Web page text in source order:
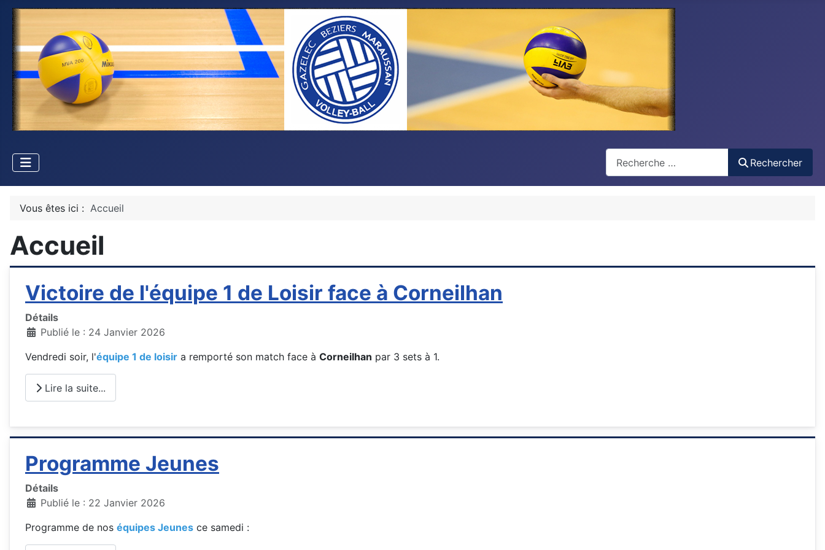
Rechercher
Vous êtes ici : Accueil
Accueil
Victoire de l'équipe 1 de Loisir face à Corneilhan
Détails
Publié le : 24 Janvier 2026
Vendredi soir, l'équipe 1 de loisir a remporté son match face à Corneilhan par 3 sets à 1.
Lire la suite...
Programme Jeunes
Détails
Publié le : 22 Janvier 2026
Programme de nos équipes Jeunes ce samedi :